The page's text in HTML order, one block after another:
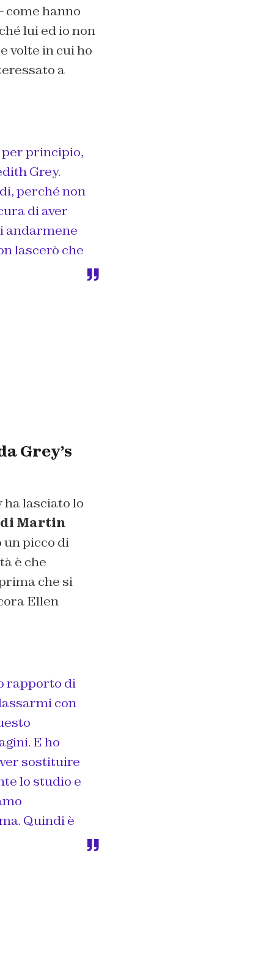
come hanno
lui ed io non
volte in cui ho
a
per principio,
Grey.
perché non
di aver
andarmene
lascerò che
Grey’s
lasciato lo
di Martin
un picco di
è che
che si
Ellen
rapporto di
con
E ho
sostituire
lo studio e
Quindi è